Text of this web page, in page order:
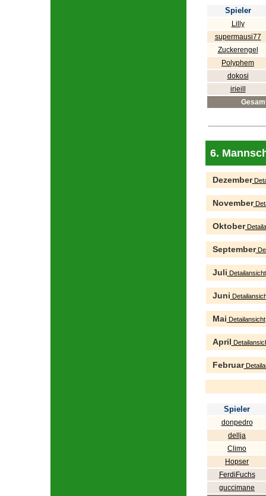
Spieler
Lilly
supermausi77
Zuckerengel
Polyphem
dokosi
irieill
6.
Dezember
November
Oktober
September
Juli Detailansicht
Juni
Mai Detailansicht
April
Februar
Spieler
donpedro
dellja
Climo
Hopser
FerdiFuchs
guccimane